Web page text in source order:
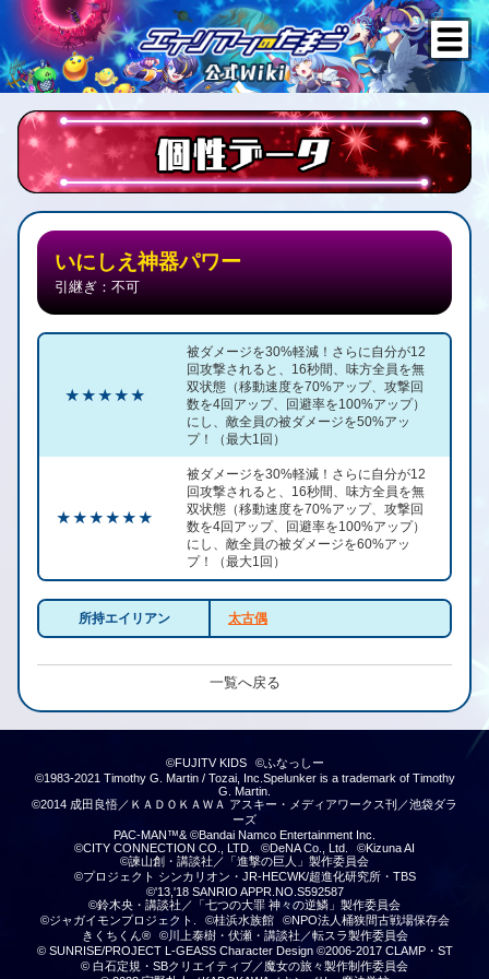
いにしえ神器パワー
引継ぎ：不可
★ ★ ★ ★ ★
被ダメージを30%軽減！さらに自分が12
回攻撃されると、16秒間、味方全員を無
双状態（移動速度を70%アップ、攻撃回
数を4回アップ、回避率を100%アップ）
にし、敵全員の被ダメージを50%アッ
プ！（最大1回）
★ ★ ★ ★ ★ ★
被ダメージを30%軽減！さらに自分が12
回攻撃されると、16秒間、味方全員を無
双状態（移動速度を70%アップ、攻撃回
数を4回アップ、回避率を100%アップ）
にし、敵全員の被ダメージを60%アッ
プ！（最大1回）
所持エイリアン 太古偶
一覧へ戻る
©FUJITV KIDS
©ふなっしー
©1983-2021 Timothy G. Martin / Tozai, Inc.Spelunker is a trademark of Timothy
G. Martin.
©2014 成田良悟／ＫＡＤＯＫＡＷＡ アスキー・メディアワークス刊／池袋ダラ
ーズ
PAC-MAN™& ©Bandai Namco Entertainment Inc.
©CITY CONNECTION CO., LTD.
©DeNA Co., Ltd.
©Kizuna AI
©諫山創・講談社／「進撃の巨人」製作委員会
©プロジェクト シンカリオン・JR-HECWK/超進化研究所・TBS
©'13,'18 SANRIO APPR.NO.S592587
©鈴木央・講談社／「七つの大罪 神々の逆鱗」製作委員会
©ジャガイモンプロジェクト.
©桂浜水族館
©NPO法人桶狭間古戦場保存会
きくちくん®
©川上泰樹・伏瀬・講談社／転スラ製作委員会
© SUNRISE/PROJECT L-GEASS Character Design ©2006-2017 CLAMP・ST
© 白石定規・SBクリエイティブ／魔女の旅々製作制作委員会